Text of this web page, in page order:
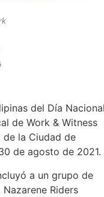
del Día
de Work & Witness
de la Ciudad de
de agosto de 2021.
a un grupo de
Riders